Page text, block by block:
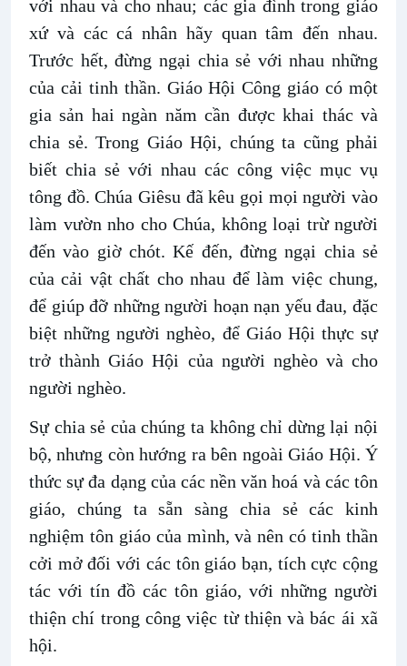
với nhau và cho nhau; các gia đình trong giáo
xứ và các cá nhân hãy quan tâm đến nhau.
Trước hết, đừng ngại chia sẻ với nhau những
của cải tinh thần. Giáo Hội Công giáo có một
gia sản hai ngàn năm cần được khai thác và
chia sẻ. Trong Giáo Hội, chúng ta cũng phải
biết chia sẻ với nhau các công việc mục vụ
tông đồ. Chúa Giêsu đã kêu gọi mọi người vào
làm vườn nho cho Chúa, không loại trừ người
đến vào giờ chót. Kế đến, đừng ngại chia sẻ
của cải vật chất cho nhau để làm việc chung,
để giúp đỡ những người hoạn nạn yếu đau, đặc
biệt những người nghèo, để Giáo Hội thực sự
trở thành Giáo Hội của người nghèo và cho
người nghèo.
Sự chia sẻ của chúng ta không chỉ dừng lại nội
bộ, nhưng còn hướng ra bên ngoài Giáo Hội. Ý
thức sự đa dạng của các nền văn hoá và các tôn
giáo, chúng ta sẵn sàng chia sẻ các kinh
nghiệm tôn giáo của mình, và nên có tinh thần
cởi mở đối với các tôn giáo bạn, tích cực cộng
tác với tín đồ các tôn giáo, với những người
thiện chí trong công việc từ thiện và bác ái xã
hội.